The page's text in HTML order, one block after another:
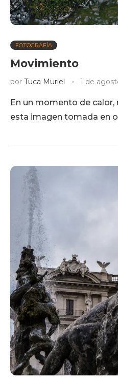
FOTOGRAFÍA
Movimiento
por Tuca Muriel 1 de
En un momento de
esta imagen tomada en